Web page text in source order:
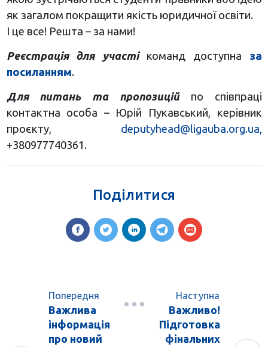
як загалом покращити якість юридичної освіти.
І це все! Решта – за нами!
Реєстрація для участікоманд доступна за
посиланням.
Для питань та пропозиційпо співпраці
контактна особа – Юрій Пукавський, керівник
проєкту, deputyhead@ligauba.org.ua,
+380977740361.
Поділитися
Попередня
Важлива
інформація
про новий
Наступна
Важливо!
Підготовка
фінальних